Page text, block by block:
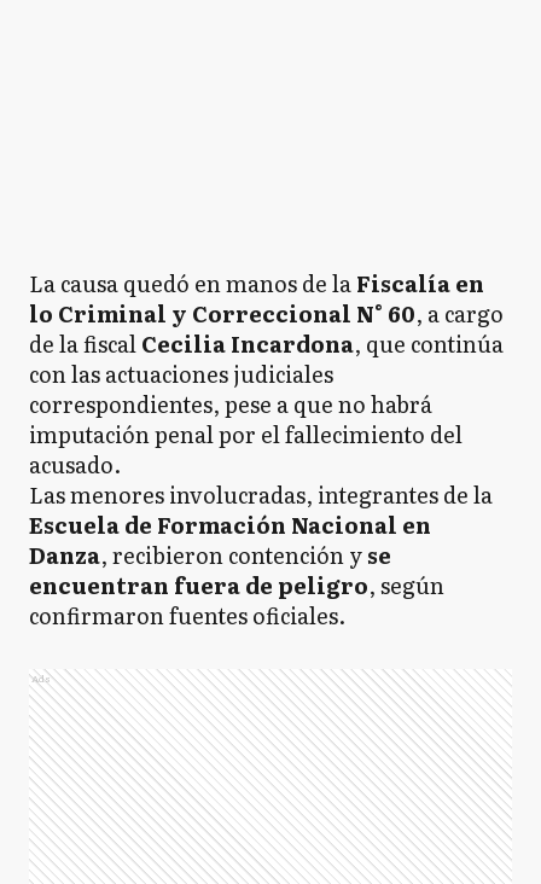
La causa quedó en manos de laFiscalía en
lo Criminal y Correccional N° 60, a cargo
de la fiscalCecilia Incardona, que continúa
con las actuaciones judiciales
correspondientes, pese a que no habrá
imputación penal por el fallecimiento del
acusado.
Las menores involucradas, integrantes de la
Escuela de Formación Nacional en
Danza, recibieron contención yse
encuentran fuera de peligro, según
confirmaron fuentes oficiales.
Ads